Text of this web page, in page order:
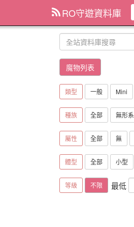
RO守遊資料庫
魔物列表
類型 一般 Mini
種族 全部 無形系
屬性 全部 無
體型 全部 小型
等級 不限 最低